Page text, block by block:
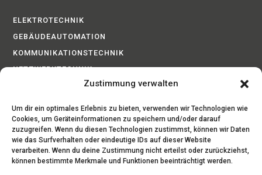
Zustimmung verwalten
Um dir ein optimales Erlebnis zu bieten, verwenden wir Technologien wie
Cookies, um Geräteinformationen zu speichern und/oder darauf
zuzugreifen. Wenn du diesen Technologien zustimmst, können wir Daten
wie das Surfverhalten oder eindeutige IDs auf dieser Website
verarbeiten. Wenn du deine Zustimmung nicht erteilst oder zurückziehst,
können bestimmte Merkmale und Funktionen beeinträchtigt werden.
ELEKTROTECHNIK
GEBÄUDEAUTOMATION
KOMMUNIKATIONSTECHNIK
NETZWERKTECHNIK
BRANDMELDEANLAGEN
SICHERHEITSTECHNIK
SERVICE